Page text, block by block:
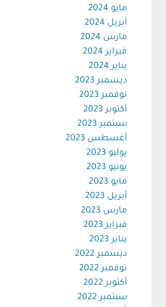
مايو 2024
أبريل 2024
مارس 2024
فبراير 2024
يناير 2024
ديسمبر 2023
نوفمبر 2023
أكتوبر 2023
سبتمبر 2023
أغسطس 2023
يوليو 2023
يونيو 2023
مايو 2023
أبريل 2023
مارس 2023
فبراير 2023
يناير 2023
ديسمبر 2022
نوفمبر 2022
أكتوبر 2022
سبتمبر 2022